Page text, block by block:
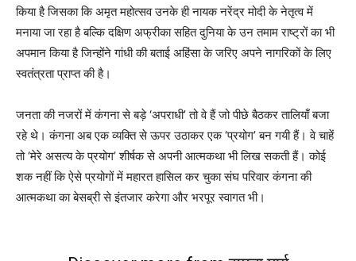
किया है जिसका कि अमृत महोत्सव उनके ही नायक नरेंद्र मोदी के नेतृत्व में
मनाया जा रहा है बल्कि दक्षिण अफ्रीका सहित दुनिया के उन तमाम राष्ट्रों का भी
अपमान किया है जिन्होंने गांधी की बताई अहिंसा के जरिए अपने नागरिकों के लिए
स्वतंत्रता प्राप्त की है।
जनता की नजरों में कंगना से बड़े ‘अपराधी’ तो वे हैं जो पीछे बैठकर तालियाँ बजा
रहे थे। कंगना अब एक व्यक्ति से ऊपर उठाकर एक ‘प्रयोग’ बन गयी हैं। वे चाहें
तो ‘मेरे असत्य के प्रयोग’ शीर्षक से अपनी आत्मकथा भी लिख सकती हैं। कोई
शक नहीं कि ऐसे प्रयोगों में महारत हासिल कर चुका संघ परिवार कंगना की
आत्मकथा का बेसब्री से इंतजार करेगा और भरपूर स्वागत भी।